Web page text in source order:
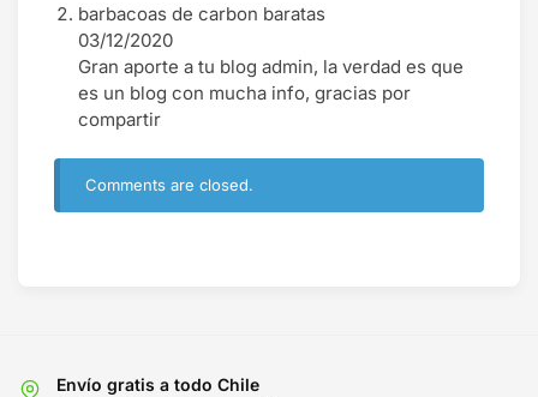
barbacoas de carbon baratas
03/12/2020
Gran aporte a tu blog admin, la verdad es que
es un blog con mucha info, gracias por
compartir
Comments are closed.
Envío gratis a todo Chile